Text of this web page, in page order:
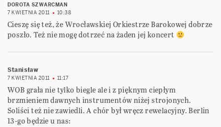
DOROTA SZWARCMAN
7 KWIETNIA 2011
10:38
Cieszę się też, że Wrocławskiej Orkiestrze Barokowej dobrze
poszło. Też nie mogę dotrzeć na żaden jej koncert
Stanisław
7 KWIETNIA 2011 11:17
WOB grała nie tylko biegle ale i z pięknym ciepłym
brzmieniem dawnych instrumentów niżej strojonych.
Soliści też nie zawiedli. A chór był wręcz rewelacyjny. Berlin
13-go będzie u nas: